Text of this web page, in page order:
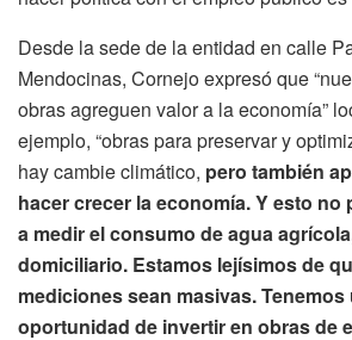
Desde la sede de la entidad en calle
Mendocinas, Cornejo expresó que
obras agreguen valor a la economía”
ejemplo, “obras para preservar y
hay cambie climático, pero también
hacer crecer la economía. Y esto no
a medir el consumo de agua
domiciliario. Estamos lejísimos de
mediciones sean masivas. Tenemos
oportunidad de invertir en obras de